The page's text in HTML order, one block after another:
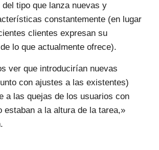
tipo que lanza nuevas y
constantemente (en lugar
clientes expresan su
lo que actualmente ofrece).
ver que introducirían nuevas
con ajustes a las existentes)
a las quejas de los usuarios con
estaban a la altura de la tarea,»